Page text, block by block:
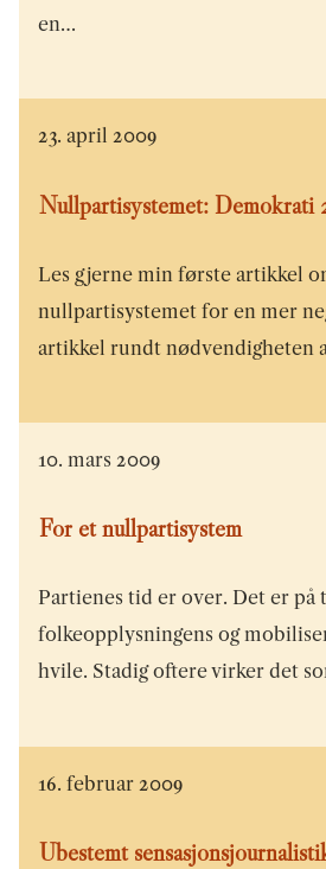
en…
23. april 2009
Nullpartisystemet: Demokrati
Les gjerne min første artikkel
nullpartisystemet for en mer
artikkel rundt nødvendigheten
10. mars 2009
For et nullpartisystem
Partienes tid er over. Det er på
folkeopplysningens og
hvile. Stadig oftere virker det
16. februar 2009
Ubestemt